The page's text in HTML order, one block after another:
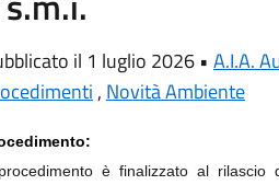
il 1 luglio 2026 • A.I.A.
, Novità Ambiente
è finalizzato al rilascio